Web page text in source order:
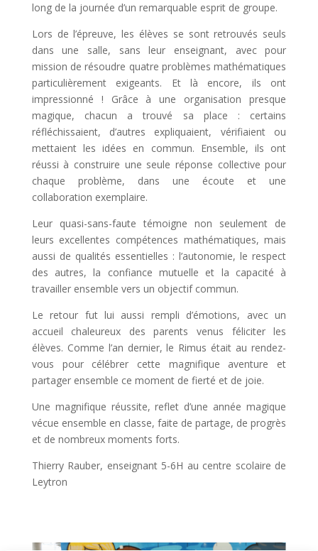
long de la journée d’un remarquable esprit de groupe.
Lors de l’épreuve, les élèves se sont retrouvés seuls
dans une salle, sans leur enseignant, avec pour
mission de résoudre quatre problèmes mathématiques
particulièrement exigeants. Et là encore, ils ont
impressionné ! Grâce à une organisation presque
magique, chacun a trouvé sa place : certains
réfléchissaient, d’autres expliquaient, vérifiaient ou
mettaient les idées en commun. Ensemble, ils ont
réussi à construire une seule réponse collective pour
chaque problème, dans une écoute et une
collaboration exemplaire.
Leur quasi-sans-faute témoigne non seulement de
leurs excellentes compétences mathématiques, mais
aussi de qualités essentielles : l’autonomie, le respect
des autres, la confiance mutuelle et la capacité à
travailler ensemble vers un objectif commun.
Le retour fut lui aussi rempli d’émotions, avec un
accueil chaleureux des parents venus féliciter les
élèves. Comme l’an dernier, le Rimus était au rendez-
vous pour célébrer cette magnifique aventure et
partager ensemble ce moment de fierté et de joie.
Une magnifique réussite, reflet d’une année magique
vécue ensemble en classe, faite de partage, de progrès
et de nombreux moments forts.
Thierry Rauber, enseignant 5-6H au centre scolaire de
Leytron